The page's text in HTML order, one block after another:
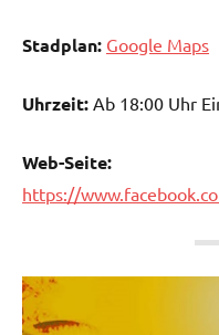
Stadplan: Google Maps
Uhrzeit: Ab 18:00 Uhr
Web-Seite:
https://